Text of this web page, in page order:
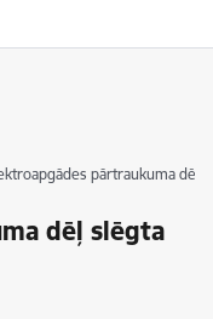
pārtraukuma dēļ
dēļ slēgta